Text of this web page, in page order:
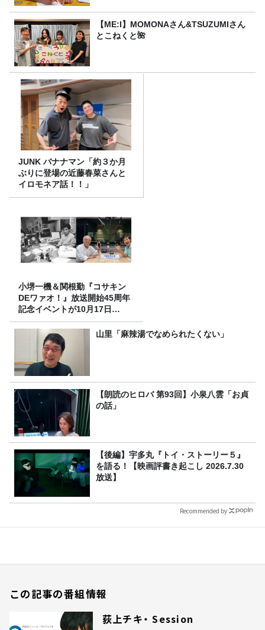
【ME:I】MOMONAさん&TSUZUMIさん
とこねくと🌺
JUNK バナナマン「約３か月
ぶりに登場の近藤春菜さんと
イロモネア話！！」
小堺一機＆関根勤『コサキン
DEワァオ！』放送開始45周年
記念イベントが10月17日
（土）に開催決定！本日より
FC先行受付スタート！山里「麻辣湯でなめられたくない」
【朗読のヒロバ 第93回】小泉八雲「お貞
の話」
【後編】宇多丸『トイ・ストーリー５』
を語る！【映画評書き起こし 2026.7.30
放送】
Recommended by
この記事の番組情報
荻上チキ・ Session